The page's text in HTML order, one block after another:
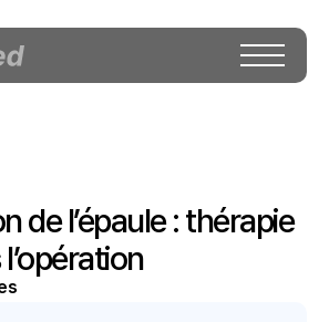
de l’épaule : thérapie